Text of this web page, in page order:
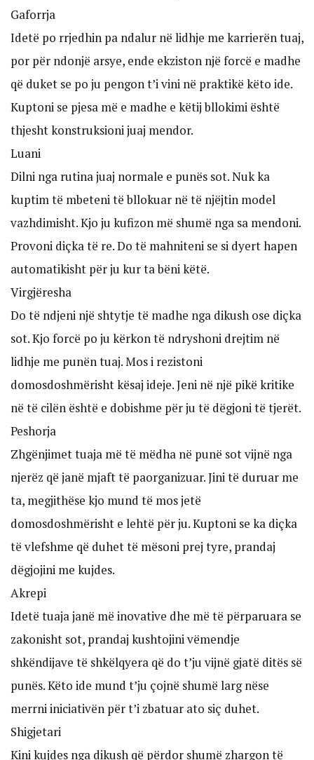
Gaforrja
Idetë po rrjedhin pa ndalur në lidhje me karrierën tuaj,
por për ndonjë arsye, ende ekziston një forcë e madhe
që duket se po ju pengon t’i vini në praktikë këto ide.
Kuptoni se pjesa më e madhe e këtij bllokimi është
thjesht konstruksioni juaj mendor.
Luani
Dilni nga rutina juaj normale e punës sot. Nuk ka
kuptim të mbeteni të bllokuar në të njëjtin model
vazhdimisht. Kjo ju kufizon më shumë nga sa mendoni.
Provoni diçka të re. Do të mahniteni se si dyert hapen
automatikisht për ju kur ta bëni këtë.
Virgjëresha
Do të ndjeni një shtytje të madhe nga dikush ose diçka
sot. Kjo forcë po ju kërkon të ndryshoni drejtim në
lidhje me punën tuaj. Mos i rezistoni
domosdoshmërisht kësaj ideje. Jeni në një pikë kritike
në të cilën është e dobishme për ju të dëgjoni të tjerët.
Peshorja
Zhgënjimet tuaja më të mëdha në punë sot vijnë nga
njerëz që janë mjaft të paorganizuar. Jini të duruar me
ta, megjithëse kjo mund të mos jetë
domosdoshmërisht e lehtë për ju. Kuptoni se ka diçka
të vlefshme që duhet të mësoni prej tyre, prandaj
dëgjojini me kujdes.
Akrepi
Idetë tuaja janë më inovative dhe më të përparuara se
zakonisht sot, prandaj kushtojini vëmendje
shkëndijave të shkëlqyera që do t’ju vijnë gjatë ditës së
punës. Këto ide mund t’ju çojnë shumë larg nëse
merrni iniciativën për t’i zbatuar ato siç duhet.
Shigjetari
Kini kujdes nga dikush që përdor shumë zhargon të